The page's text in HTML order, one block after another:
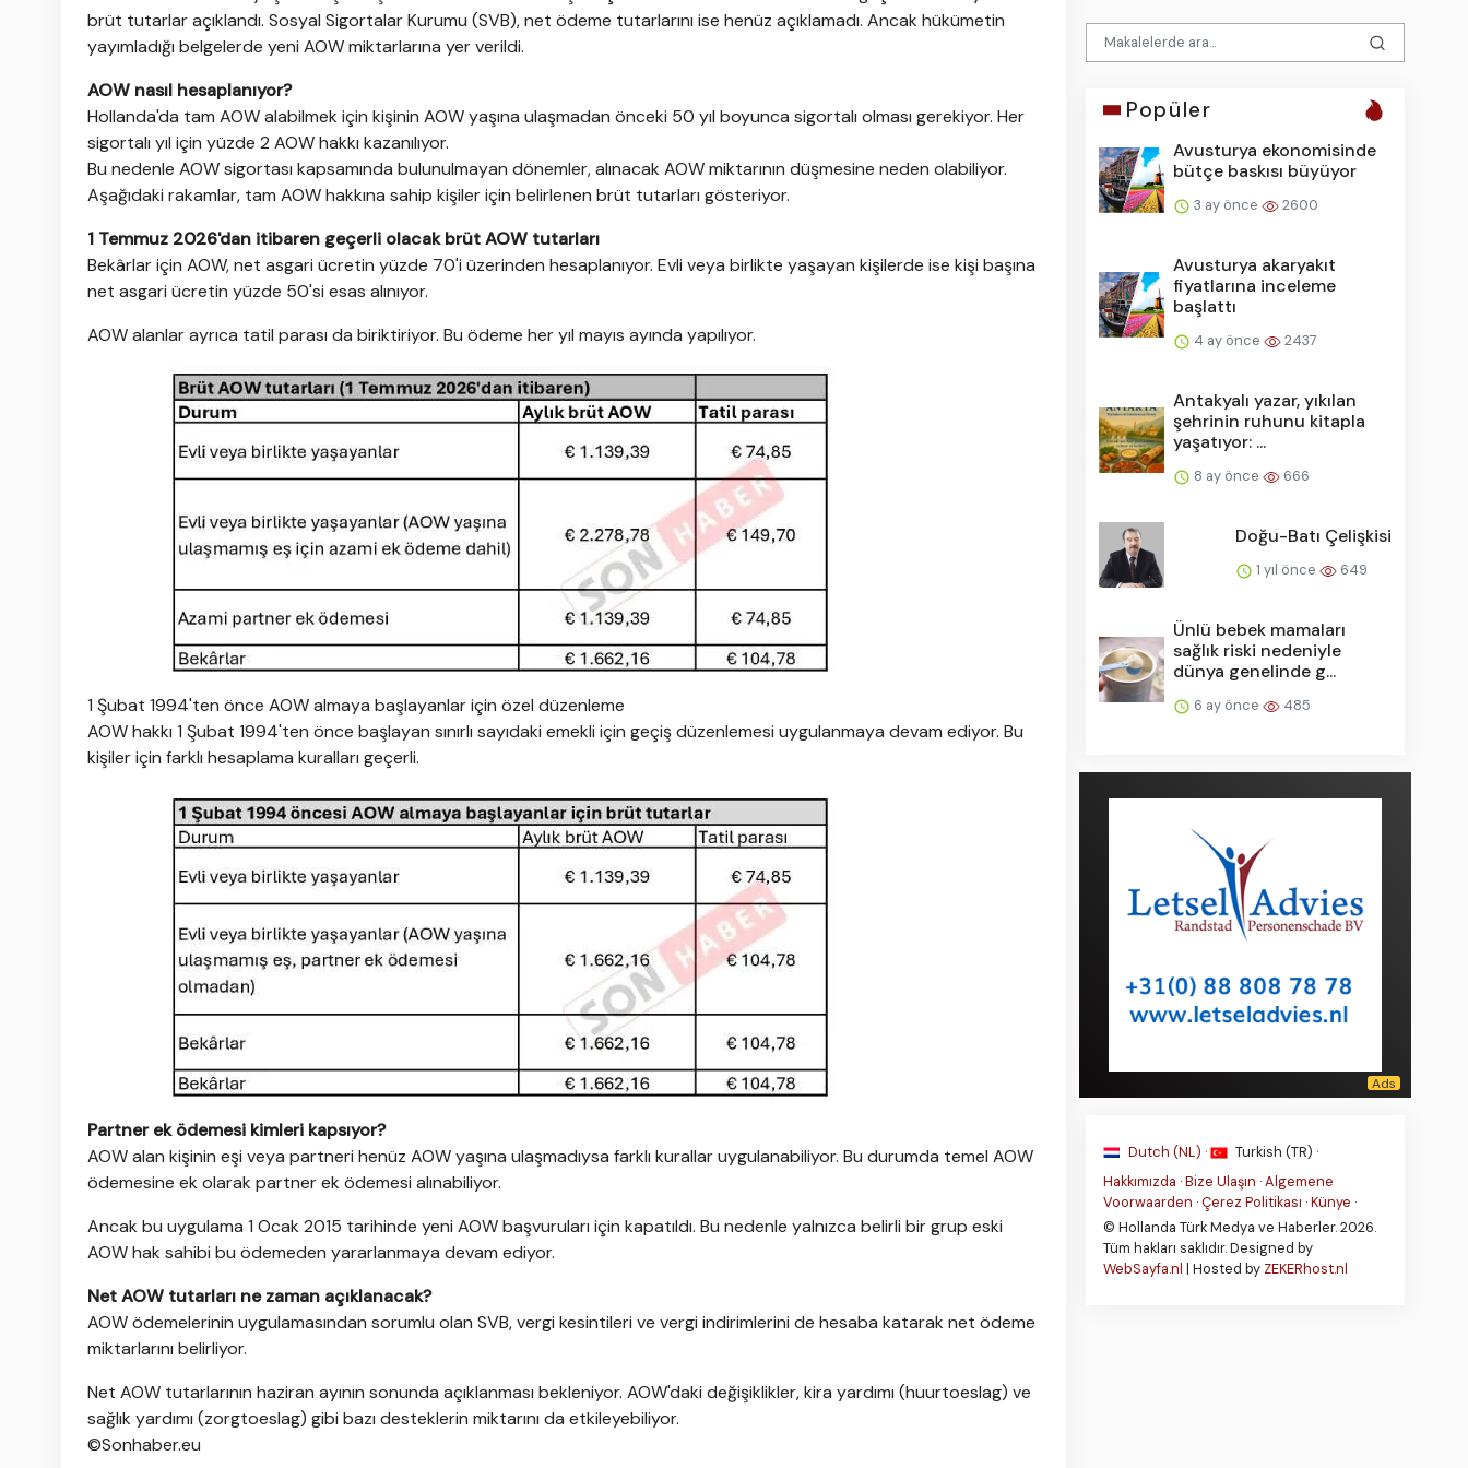
brüt tutarlar açıklandı. Sosyal Sigortalar Kurumu (SVB), net ödeme tutarlarını ise henüz açıklamadı. Ancak hükümetin
yayımladığı belgelerde yeni AOW miktarlarına yer verildi.
AOW nasıl hesaplanıyor?
Hollanda'da tam AOW alabilmek için kişinin AOW yaşına ulaşmadan önceki 50 yıl boyunca sigortalı olması gerekiyor. Her
sigortalı yıl için yüzde 2 AOW hakkı kazanılıyor.
Bu nedenle AOW sigortası kapsamında bulunulmayan dönemler, alınacak AOW miktarının düşmesine neden olabiliyor.
Aşağıdaki rakamlar, tam AOW hakkına sahip kişiler için belirlenen brüt tutarları gösteriyor.
1 Temmuz 2026'dan itibaren geçerli olacak brüt AOW tutarları
Bekârlar için AOW, net asgari ücretin yüzde 70'i üzerinden hesaplanıyor. Evli veya birlikte yaşayan kişilerde ise kişi başına
net asgari ücretin yüzde 50'si esas alınıyor.
AOW alanlar ayrıca tatil parası da biriktiriyor. Bu ödeme her yıl mayıs ayında yapılıyor.
1 Şubat 1994'ten önce AOW almaya başlayanlar için özel düzenleme
AOW hakkı 1 Şubat 1994'ten önce başlayan sınırlı sayıdaki emekli için geçiş düzenlemesi uygulanmaya devam ediyor. Bu
kişiler için farklı hesaplama kuralları geçerli.
Partner ek ödemesi kimleri kapsıyor?
AOW alan kişinin eşi veya partneri henüz AOW yaşına ulaşmadıysa farklı kurallar uygulanabiliyor. Bu durumda temel AOW
ödemesine ek olarak partner ek ödemesi alınabiliyor.
Ancak bu uygulama 1 Ocak 2015 tarihinde yeni AOW başvuruları için kapatıldı. Bu nedenle yalnızca belirli bir grup eski
AOW hak sahibi bu ödemeden yararlanmaya devam ediyor.
Net AOW tutarları ne zaman açıklanacak?
AOW ödemelerinin uygulamasından sorumlu olan SVB, vergi kesintileri ve vergi indirimlerini de hesaba katarak net ödeme
miktarlarını belirliyor.
Net AOW tutarlarının haziran ayının sonunda açıklanması bekleniyor. AOW'daki değişiklikler, kira yardımı (huurtoeslag) ve
sağlık yardımı (zorgtoeslag) gibi bazı desteklerin miktarını da etkileyebiliyor.
©Sonhaber.eu
Popüler
Avusturya ekonomisinde
bütçe baskısı büyüyor
3 ay önce 2600
Avusturya akaryakıt
fiyatlarına inceleme
başlattı
4 ay önce 2437
Antakyalı yazar, yıkılan
şehrinin ruhunu kitapla
yaşatıyor: ...
8 ay önce 666
Doğu-Batı Çelişkisi
1 yıl önce 649
Ünlü bebek mamaları
sağlık riski nedeniyle
dünya genelinde g...
6 ay önce 485
Dutch (NL) ·
Turkish (TR) ·
Hakkımızda ·Bize Ulaşın ·Algemene
Voorwaarden ·Çerez Politikası ·Künye ·
© Hollanda Türk Medya ve Haberler. 2026.
Tüm hakları saklıdır. Designed by
WebSayfa.nl | Hosted by ZEKERhost.nl